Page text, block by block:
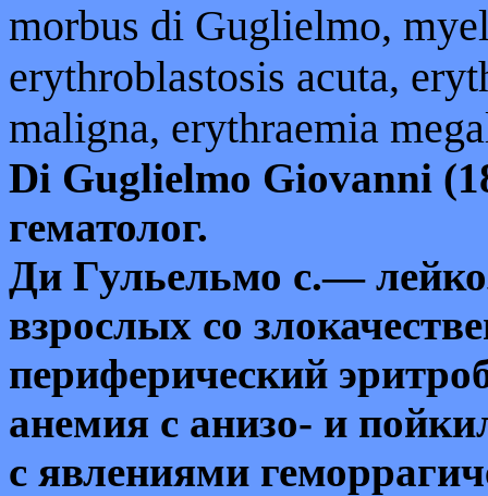
morbus di Guglielmo,
erythroblastosis acuta,
maligna, erythraemia
Di Guglielmo Giovanni
гематолог.
Ди Гульельмо с.—
взрослых со
периферический
анемия с анизо- и
с явлениями